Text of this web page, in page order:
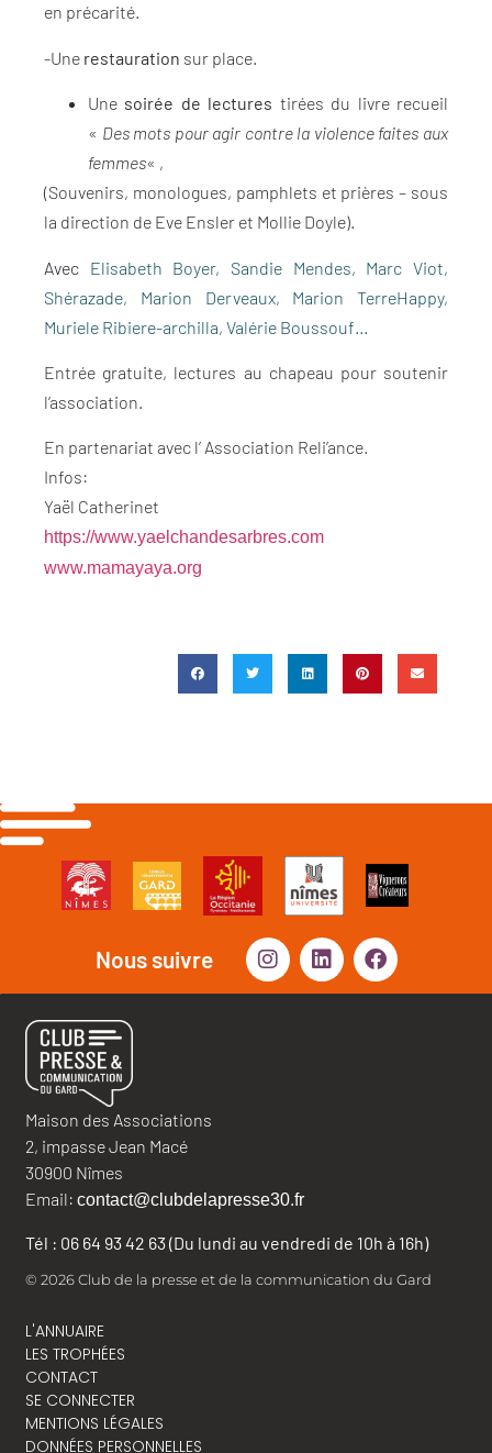
en précarité.
-Une restauration sur place.
Une soirée de lectures tirées du livre recueil
« Des mots pour agir contre la violence faites aux
femmes« ,
(Souvenirs, monologues, pamphlets et prières – sous
la direction de Eve Ensler et Mollie Doyle).
Avec Elisabeth Boyer, Sandie Mendes, Marc Viot,
Shérazade, Marion Derveaux, Marion TerreHappy,
Muriele Ribiere-archilla, Valérie Boussouf…
Entrée gratuite, lectures au chapeau pour soutenir
l’association.
En partenariat avec l’ Association Reli’ance.
Infos:
Yaël Catherinet
https://www.yaelchandesarbres.com
www.mamayaya.org
Nous suivre
Maison des Associations
2, impasse Jean Macé
30900 Nîmes
Email: contact@clubdelapresse30.fr
Tél : 06 64 93 42 63 (Du lundi au vendredi de 10h à 16h)
© 2026 Club de la presse et de la communication du Gard
L'ANNUAIRE
LES TROPHÉES
CONTACT
SE CONNECTER
MENTIONS LÉGALES
DONNÉES PERSONNELLES